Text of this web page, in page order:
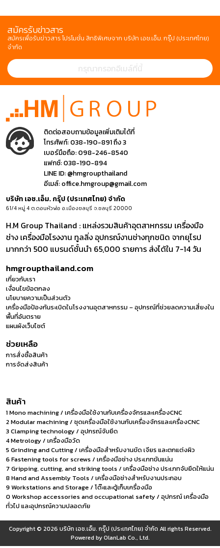
สมัครรับข่าวสาร
สมัครเพื่อรับข่าวสาร โปรโมชั่น สิทธิพิเศษจาก บริษัท เอช.เอ็ม. กรุ๊ป (ประเทศไทย)
จำกัด
ติดต่อสอบถามข้อมูลเพิ่มเติมได้ที่
โทรศัพท์:038-190-891 ถึง 3
เบอร์มือถือ:098-246-8540
แฟกซ์:038-190-894
LINE ID:@hmgroupthailand
อีเมล์:office.hmgroup@gmail.com
บริษัท เอช.เอ็ม. กรุ๊ป (ประเทศไทย) จำกัด
61/4 หมู่ 4 ต.ดอนหัวฬ่อ อ.เมืองชลบุรี จ.ชลบุรี 20000
H.M Group Thailand : แหล่งรวมสินค้าอุตสาหกรรม เครื่องมือ
ช่าง เครื่องมือโรงงาน ทูลลิ่ง อุปกรณ์งานช่างทุกชนิด จากยุโรป
มากกว่า 500 แบรนด์ชั้นนำ 65,000 รายการ ส่งได้ใน 7-14 วัน
hmgroupthailand.com
เกี่ยวกับเรา
เงื่อนไขข้อตกลง
นโยบายความเป็นส่วนตัว
เครื่องมือป้องกันระเบิดในโรงงานอุตสาหกรรม – อุปกรณ์ที่ช่วยลดความเสี่ยงใน
พื้นที่อันตราย
แผนผังเว็บไซต์
ช่วยเหลือ
การสั่งซื้อสินค้า
การจัดส่งสินค้า
สินค้า
1 Mono machining / เครื่องมือใช้งานกับเครื่องจักรและเครื่องCNC
2 Modular machining / ชุดเครื่องมือใช้งานกับเครื่องจักรและเครื่องCNC
3 Clamping technology / อุปกรณ์จับยึด
4 Metrology / เครื่องมือวัด
5 Grinding and Cutting / เครื่องมือสำหรับงานขัด เจียร และตกแต่งผิว
6 Fastening tools for screws / เครื่องมือช่าง ประเภทขันแน่น
7 Gripping, cutting, and striking tools / เครื่องมือช่าง ประเภทจับยึดให้แน่น
8 Hand and Assembly Tools / เครื่องมือช่างสำหรับงานประกอบ
9 Workstations and Storage / โต๊ะและตู้เก็บเครื่องมือ
0 Workshop accessories and occupational safety / อุปกรณ์ เครื่องมือ
ทั่วไป และอุปกรณ์ความปลอดภัย
Copyright © 2026 บริษัท เอช.เอ็ม. กรุ๊ป (ประเทศไทย) จำกัด All rights Reserved.
Powered byOlanLab Co., Ltd.